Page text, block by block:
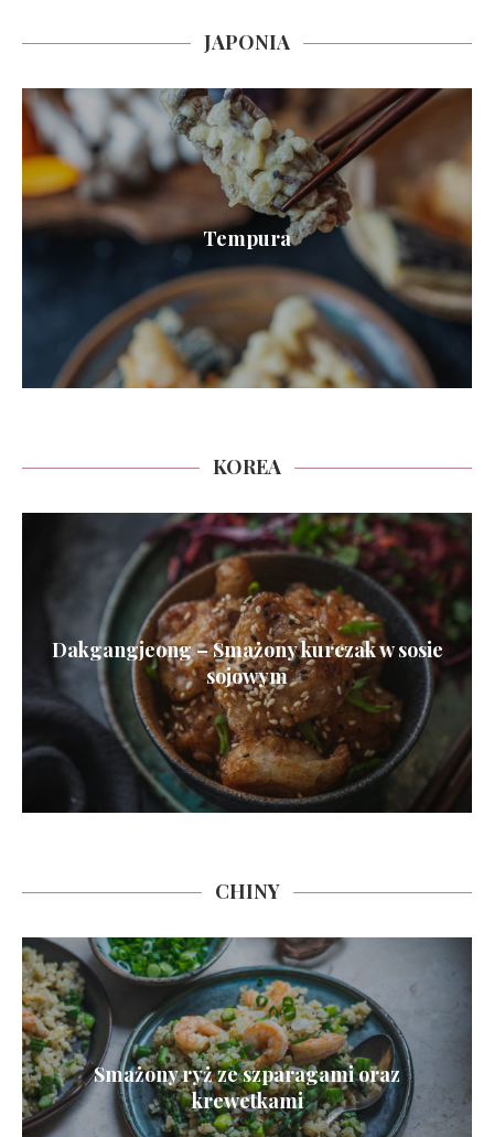
JAPONIA
Tempura
KOREA
Dakgangjeong – Smażony kurczak w sosie
sojowym
CHINY
Smażony ryż ze szparagami oraz
krewetkami